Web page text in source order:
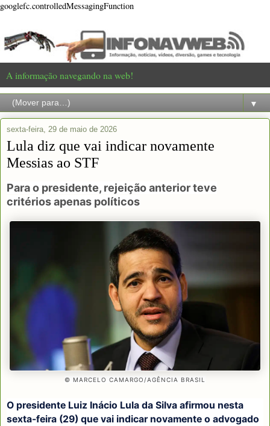
googlefc.controlledMessagingFunction
A informação navegando na web!
▼
sexta-feira, 29 de maio de 2026
Lula diz que vai indicar novamente
Messias ao STF
Para o presidente, rejeição anterior teve
critérios apenas políticos
© MARCELO CAMARGO/AGÊNCIA BRASIL
O presidente Luiz Inácio Lula da Silva afirmou nesta
sexta-feira (29) que vai indicar novamente o advogado